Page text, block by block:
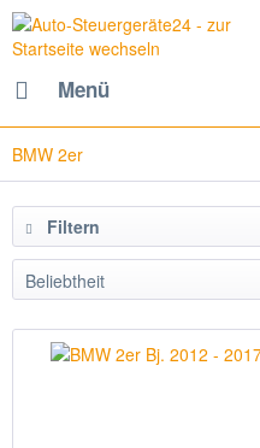
Menü
BMW 2er
Filtern